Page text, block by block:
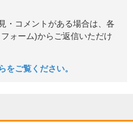
・コメントがある場合は、各
ォーム)からご返信いただけ
ご覧ください。